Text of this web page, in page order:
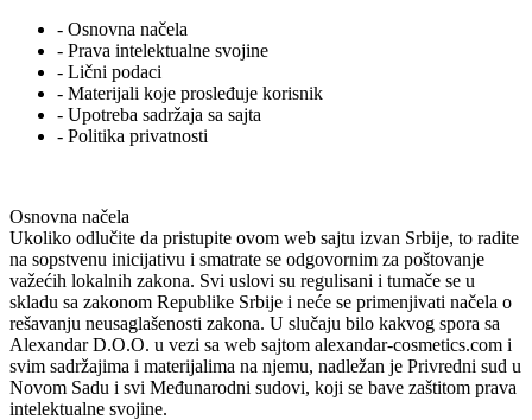
- Osnovna načela
- Prava intelektualne svojine
- Lični podaci
- Materijali koje prosleđuje korisnik
- Upotreba sadržaja sa sajta
- Politika privatnosti
Osnovna načela
Ukoliko odlučite da pristupite ovom web sajtu izvan Srbije, to radite
na sopstvenu inicijativu i smatrate se odgovornim za poštovanje
važećih lokalnih zakona. Svi uslovi su regulisani i tumače se u
skladu sa zakonom Republike Srbije i neće se primenjivati načela o
rešavanju neusaglašenosti zakona. U slučaju bilo kakvog spora sa
Alexandar D.O.O. u vezi sa web sajtom alexandar-cosmetics.com i
svim sadržajima i materijalima na njemu, nadležan je Privredni sud u
Novom Sadu i svi Međunarodni sudovi, koji se bave zaštitom prava
intelektualne svojine.